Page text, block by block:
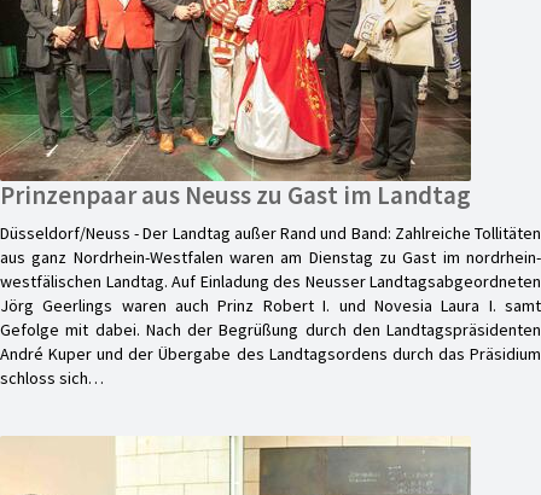
Prinzenpaar aus Neuss zu Gast im Landtag
Düsseldorf/Neuss - Der Landtag außer Rand und Band: Zahlreiche Tollitäten
aus ganz Nordrhein-Westfalen waren am Dienstag zu Gast im nordrhein-
westfälischen Landtag. Auf Einladung des Neusser Landtagsabgeordneten
Jörg Geerlings waren auch Prinz Robert I. und Novesia Laura I. samt
Gefolge mit dabei. Nach der Begrüßung durch den Landtagspräsidenten
André Kuper und der Übergabe des Landtagsordens durch das Präsidium
schloss sich…